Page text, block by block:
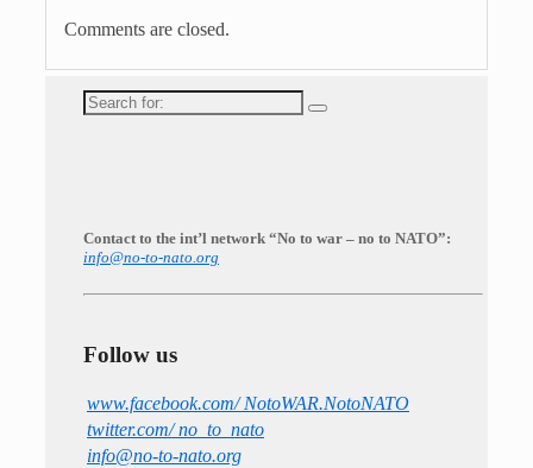
Comments are closed.
Search
for:
Contact to the int’l network “No to war – no to NATO”:
info@no-to-nato.org
Follow us
www.facebook.com/ NotoWAR.NotoNATO
twitter.com/ no_to_nato
info@no-to-nato.org